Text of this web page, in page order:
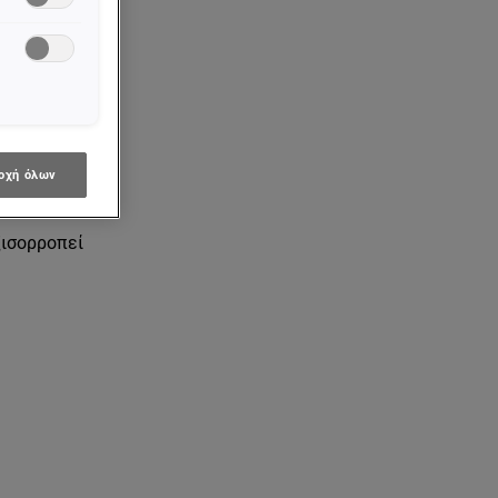
και
όψη
υφή,
όλων